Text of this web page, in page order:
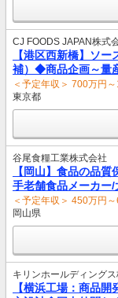
CJ FOODS JAPAN株式
【港区西新橋】ソ
補）◆商品企画～量
＜予定年収＞ 700万円～
東京都
谷尾食糧工業株式会社
【岡山】食品の品
手老舗食品メーカー
＜予定年収＞ 450万円～
岡山県
キリンホールディング
【横浜工場：商品